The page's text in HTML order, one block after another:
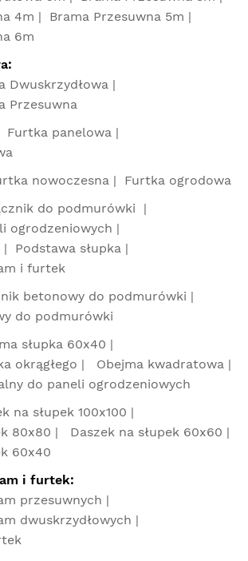
4m
Brama Przesuwna 5m
6m
Dwuskrzydłowa
Przesuwna
Furtka panelowa
nowoczesna
Furtka ogrodowa
do podmurówki
ogrodzeniowych
Podstawa słupka
i furtek
betonowy do podmurówki
do podmurówki
słupka 60x40
okrągłego
Obejma kwadratowa
do paneli ogrodzeniowych
na słupek 100x100
80x80
Daszek na słupek 60x60
60x40
i furtek:
przesuwnych
dwuskrzydłowych